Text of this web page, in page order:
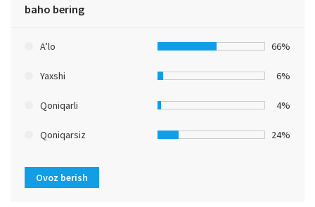
baho bering
A’lo 66%
Yaxshi 6%
Qoniqarli 4%
Qoniqarsiz 24%
Ovoz berish